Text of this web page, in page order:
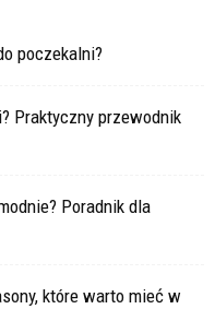
poczekalni?
Praktyczny przewodnik
Poradnik dla
które warto mieć w